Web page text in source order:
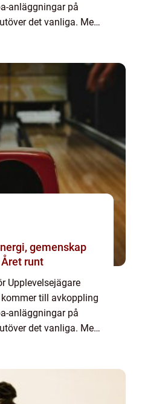
anläggningar på
det vanliga. Med
gemenskap
runt
Upplevelsejägare
till avkoppling
anläggningar på
det vanliga. Med